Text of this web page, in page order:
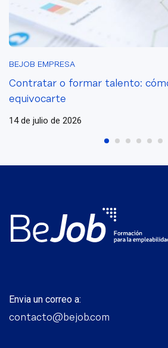
BEJOB EMPRESA
Contratar o formar talento:
equivocarte
14 de julio de 2026
Envia un correo a:
contacto@bejob.com